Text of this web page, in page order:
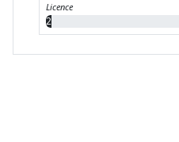
Licence
2%